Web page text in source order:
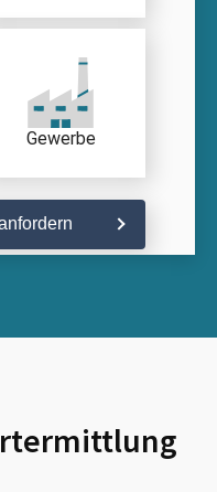
Gewerbe